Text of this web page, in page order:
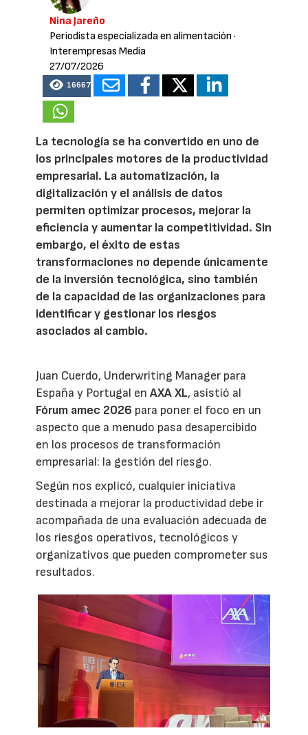
Nina Jareño
Periodista especializada en alimentación ·
Interempresas Media
27/07/2026
16667
La tecnología se ha convertido en uno de
los principales motores de la productividad
empresarial. La automatización, la
digitalización y el análisis de datos
permiten optimizar procesos, mejorar la
eficiencia y aumentar la competitividad. Sin
embargo, el éxito de estas
transformaciones no depende únicamente
de la inversión tecnológica, sino también
de la capacidad de las organizaciones para
identificar y gestionar los riesgos
asociados al cambio.
Juan Cuerdo, Underwriting Manager para
España y Portugal enAXA XL, asistió al
Fórum amec 2026 para poner el foco en un
aspecto que a menudo pasa desapercibido
en los procesos de transformación
empresarial: la gestión del riesgo.
Según nos explicó, cualquier iniciativa
destinada a mejorar la productividad debe ir
acompañada de una evaluación adecuada de
los riesgos operativos, tecnológicos y
organizativos que pueden comprometer sus
resultados.